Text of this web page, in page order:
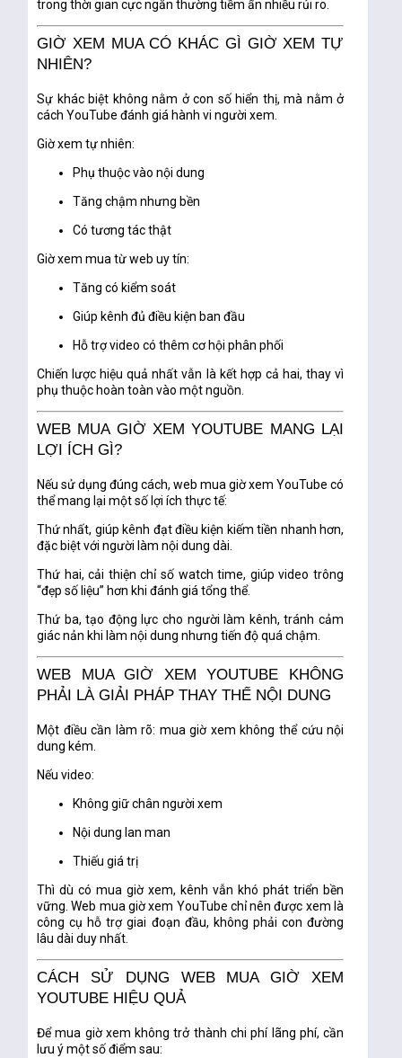
trong thời gian cực ngắn thường tiềm ẩn nhiều rủi ro.
GIỜ XEM MUA CÓ KHÁC GÌ GIỜ XEM TỰ
NHIÊN?
Sự khác biệt không nằm ở con số hiển thị, mà nằm ở
cách YouTube đánh giá hành vi người xem
Giờ xem tự nhiên:
Phụ thuộc vào nội dung
Tăng chậm nhưng bền
Có tương tác thật
Giờ xem mua từ web uy tín:
Tăng có kiểm soát
Giúp kênh đủ điều kiện ban đầu
Hỗ trợ video có thêm cơ hội phân phối
Chiến lược hiệu quả nhất vẫn là kết hợp cả hai, thay vì
phụ thuộc hoàn toàn vào một nguồn.
WEB MUA GIỜ XEM YOUTUBE MANG LẠI
LỢI ÍCH GÌ?
Nếu sử dụng đúng cách, web mua giờ xem YouTube có
thể mang lại một số lợi ích thực tế:
Thứ nhất, giúp kênh đạt điều kiện kiếm tiền nhanh hơn,
đặc biệt với người làm nội dung dài.
Thứ hai, cải thiện chỉ số watch time, giúp videotrông
“đẹp số liệu” hơn khi đánh giá tổng thể.
Thứ ba, tạo động lực cho người làm kênh, tránh cảm
giác nản khi làm nội dung nhưng tiến độ quá chậm.
WEB MUA GIỜ XEM YOUTUBE KHÔNG
PHẢI LÀ GIẢI PHÁP THAY THẾ NỘI DUNG
Một điều cần làm rõ: mua giờ xem không thể cứu nội
dung kém
Nếu video:
Không giữ chân người xem
Nội dung lan man
Thiếu giá trị
Thì dù có mua giờ xem, kênh vẫn khó phát triển bền
vững. Web mua giờ xem YouTube chỉ nên được xem là
công cụ hỗ trợ giai đoạn đầu, không phải con đường
lâu dài duy nhất.
CÁCH SỬ DỤNG WEB MUA GIỜ XEM
YOUTUBE HIỆU QUẢ
Để mua giờ xem không trở thành chi phí lãng phí, cần
lưu ý một số điểm sau: